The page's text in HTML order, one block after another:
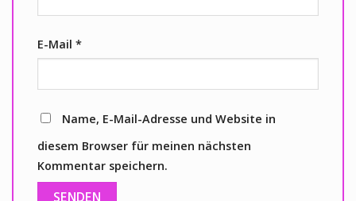
E-Mail *
Name, E-Mail-Adresse und Website in
diesem Browser für meinen nächsten
Kommentar speichern.